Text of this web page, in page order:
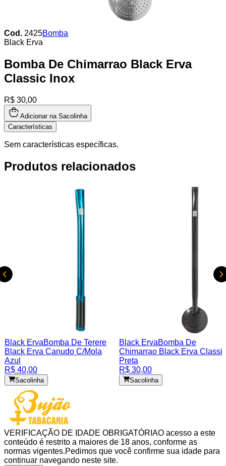
Cod. 2425Bomba
Black Erva
Bomba De Chimarrao Black Erva
Classic Inox
R$ 30,00
Adicionar na Sacolinha
Características
Sem características específicas.
Produtos relacionados
Black ErvaBomba De Terere
Black Erva Canudo C/Mola
Azul
R$ 40,00
Sacolinha
Black ErvaBomba De
Chimarrao Black Erva Classic
Preta
R$ 30,00
Sacolinha
VERIFICAÇÃO DE IDADE OBRIGATÓRIAO acesso a este
conteúdo é restrito a maiores de 18 anos, conforme as
normas vigentes.Pedimos que você confirme sua idade para
continuar navegando neste site.